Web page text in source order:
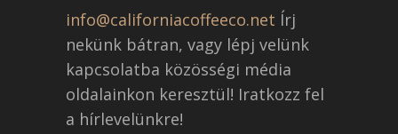
info@californiacoffeeco.net Írj
nekünk bátran, vagy lépj velünk
kapcsolatba közösségi média
oldalainkon keresztül! Iratkozz fel
a hírlevelünkre!